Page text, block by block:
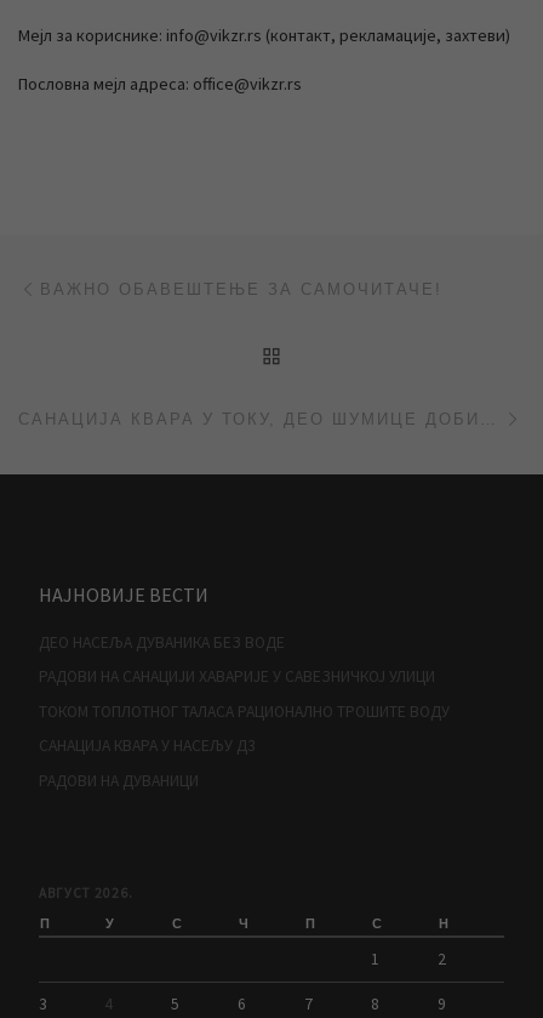
Мејл за кориснике: info@vikzr.rs (контакт, рекламације, захтеви)
Пословна мејл адреса: office@vikzr.rs
Post navigation
ВАЖНО ОБАВЕШТЕЊЕ ЗА САМОЧИТАЧЕ!
НАЈНОВИЈЕ ВЕСТИ
ДЕО НАСЕЉА ДУВАНИКА БЕЗ ВОДЕ
РАДОВИ НА САНАЦИЈИ ХАВАРИЈЕ У САВЕЗНИЧКОЈ УЛИЦИ
ТОКОМ ТОПЛОТНОГ ТАЛАСА РАЦИОНАЛНО ТРОШИТЕ ВОДУ
САНАЦИЈА КВАРА У НАСЕЉУ Д3
РАДОВИ НА ДУВАНИЦИ
АВГУСТ 2026.
П У С Ч П С Н
1 2
3 4 5 6 7 8 9